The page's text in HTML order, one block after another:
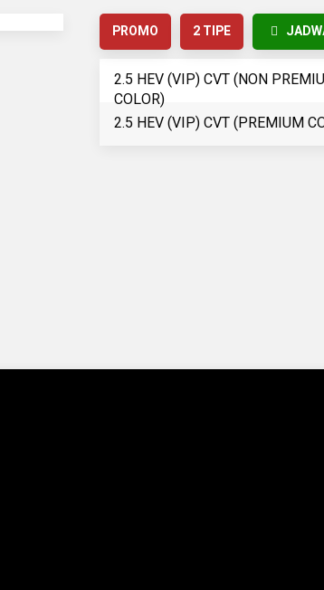
PROMO 2 TIPE
2.5 HEV (VIP) CVT (NON
COLOR)
2.5 HEV (VIP) CVT (PREMIUM